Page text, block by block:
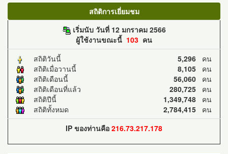
สถิติการเยี่ยมชม
เริ่มนับ วันที่ 12 มกราคม 2566
ผู้ใช้งานขณะนี้ 103 คน
สถิติวันนี้
5,296 คน
สถิติเมื่อวานนี้
8,105 คน
สถิติเดือนนี้
56,060 คน
สถิติเดือนที่แล้ว
280,725 คน
สถิติปีนี้
1,349,748 คน
สถิติทั้งหมด
2,784,415 คน
IP ของท่านคือ 216.73.217.178